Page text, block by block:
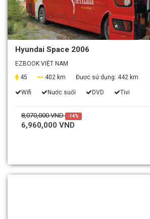
Hyundai Space 2006
EZBOOK VIỆT NAM
45
402 km Được sử dụng: 442 km
Wifi Nước suối DVD Tivi
8,070,000 VND -14%
6,960,000 VND